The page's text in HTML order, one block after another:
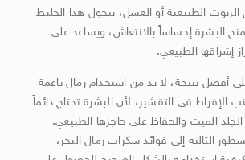
الطبيعية أو العسل، يتحول هذا الخليط
البشرة إحساساً بالانتعاش، ويساعد على
إشراقها الطبيعي.
أفضل نتيجة، لا بد من استخدام رمال ناعمة
الإفراط في التقشير، لأن البشرة تحتاج دائماً
الجلد الميت والحفاظ على حاجزها الطبيعي.
التالية إلى فوائد سكراب رمال البحر،